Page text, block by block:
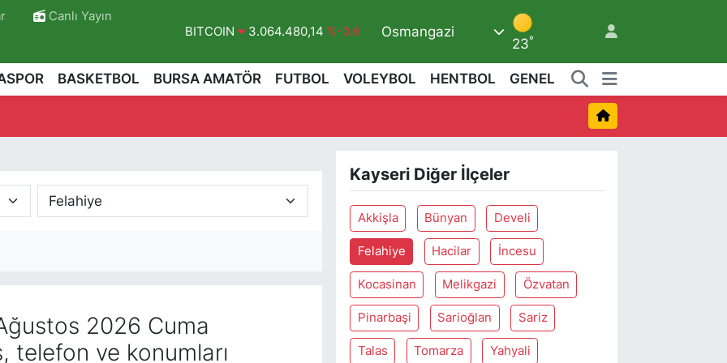
Canlı Yayın
BITCOIN 3.064.480,14 %-0.63
DOLAR
47,7143 %0.16
%70
Osmangazi
23°
BASKETBOL BURSA AMATÖR FUTBOL VOLEYBOL HENTBOL GENEL
2026 Cuma
telefon ve konumları
Kayseri Diğer İlçeler
Akkişla Bünyan Develi
Felahiye Hacilar İncesu
Kocasinan Melikgazi Özvatan
Pinarbaşi Sarioğlan Sariz
Talas Tomarza Yahyali